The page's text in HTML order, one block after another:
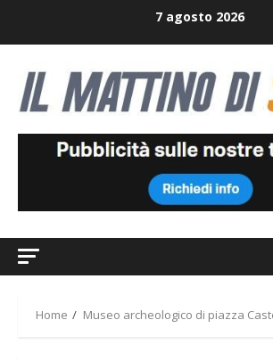
7 agosto 2026
Home Museo archeologico di piazza